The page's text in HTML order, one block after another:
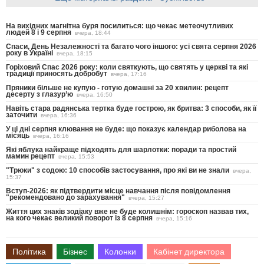
На вихідних магнітна буря посилиться: що чекає метеочутливих
людей 8 і 9 серпня вчера, 18:44
Спаси, День Незалежності та багато чого іншого: усі свята серпня 2026
року в Україні вчера, 18:15
Горіховий Спас 2026 року: коли святкують, що святять у церкві та які
традиції приносять добробут вчера, 17:16
Пряники більше не купую - готую домашні за 20 хвилин: рецепт
десерту з глазур’ю вчера, 16:50
Навіть стара радянська тертка буде гострою, як бритва: 3 способи, як її
заточити вчера, 16:36
У ці дні серпня клювання не буде: що показує календар риболова на
місяць вчера, 16:16
Які яблука найкраще підходять для шарлотки: поради та простий
мамин рецепт вчера, 15:53
"Трюки" з содою: 10 способів застосування, про які ви не знали вчера,
15:37
Вступ-2026: як підтвердити місце навчання після повідомлення
"рекомендовано до зарахування" вчера, 15:27
Життя цих знаків зодіаку вже не буде колишнім: гороскоп назвав тих,
на кого чекає великий поворот із 8 серпня вчера, 15:16
Політика Бізнес Колонки Кабінет директора